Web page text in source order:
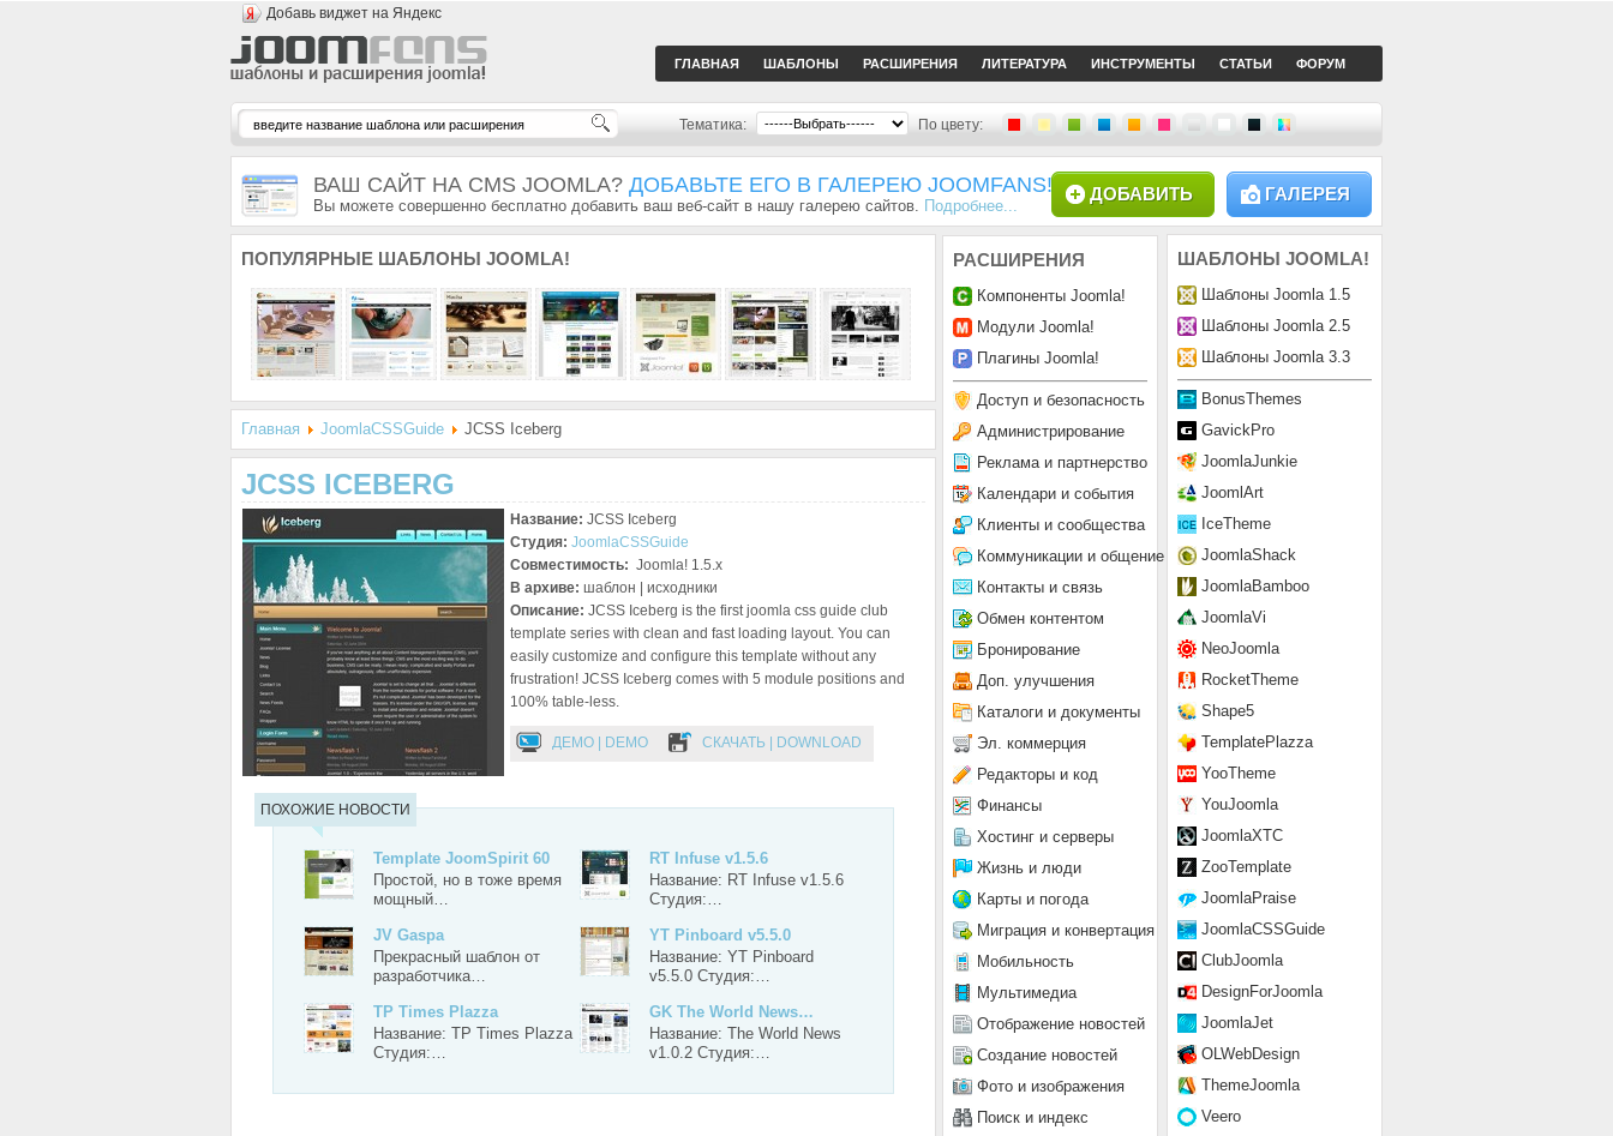
Добавь виджет на Яндекс
ГЛАВНАЯ ШАБЛОНЫ РАСШИРЕНИЯ ЛИТЕРАТУРА ИНСТРУМЕНТЫ СТАТЬИ ФОРУМ
Тематика: По цвету:
ВАШ САЙТ НА CMS JOOMLA? ДОБАВЬТЕ ЕГО В ГАЛЕРЕЮ JOOMFANS!
Вы можете совершенно бесплатно добавить ваш веб-сайт в нашу галерею сайтов. Подробнее...
ГАЛЕРЕЯ
ДОБАВИТЬ
ПОПУЛЯРНЫЕ ШАБЛОНЫ JOOMLA!
Главная JoomlaCSSGuide JCSS Iceberg
JCSS ICEBERG
Название: JCSS Iceberg
Студия: JoomlaCSSGuide
Совместимость: Joomla! 1.5.x
В архиве: шаблон | исходники
Описание: JCSS Iceberg is the first joomla css guide club
template series with clean and fast loading layout. You can
easily customize and configure this template without any
frustration! JCSS Iceberg comes with 5 module positions and
100% table-less.
ДЕМО | DEMO СКАЧАТЬ | DOWNLOAD
ПОХОЖИЕ НОВОСТИ
Template JoomSpirit 60
Простой, но в тоже время
мощный…
RT Infuse v1.5.6
Название: RT Infuse v1.5.6
Студия:…
JV Gaspa
Прекрасный шаблон от
разработчика…
YT Pinboard v5.5.0
Название: YT Pinboard
v5.5.0 Студия:…
TP Times Plazza
Название: TP Times Plazza
Студия:…
GK The World News…
Название: The World News
v1.0.2 Студия:…
ШАБЛОНЫ JOOMLA!
Шаблоны Joomla 1.5
Шаблоны Joomla 2.5
Шаблоны Joomla 3.3
BonusThemes
GavickPro
JoomlaJunkie
JoomlArt
IceTheme
JoomlaShack
JoomlaBamboo
JoomlaVi
NeoJoomla
RocketTheme
Shape5
TemplatePlazza
YooTheme
YouJoomla
JoomlaXTC
ZooTemplate
JoomlaPraise
JoomlaCSSGuide
ClubJoomla
DesignForJoomla
JoomlaJet
OLWebDesign
ThemeJoomla
Veero
РАСШИРЕНИЯ
Компоненты Joomla!
Модули Joomla!
Плагины Joomla!
Доступ и безопасность
Администрирование
Реклама и партнерство
Календари и события
Клиенты и сообщества
Коммуникации и общение
Контакты и связь
Обмен контентом
Бронирование
Доп. улучшения
Каталоги и документы
Эл. коммерция
Редакторы и код
Финансы
Хостинг и серверы
Жизнь и люди
Карты и погода
Миграция и конвертация
Мобильность
Мультимедиа
Отображение новостей
Создание новостей
Фото и изображения
Поиск и индекс